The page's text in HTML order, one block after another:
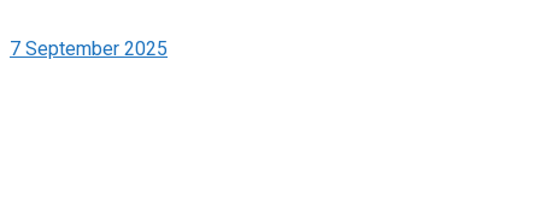
7 September 2025